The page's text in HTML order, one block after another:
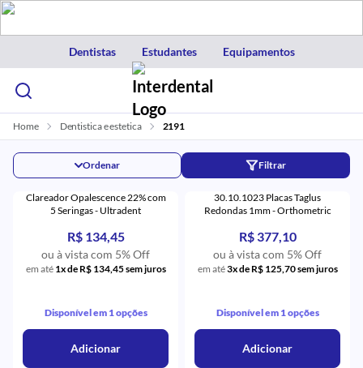
Dentistas Estudantes Equipamentos
Home Dentistica e estetica 2191
Filtrar
Ordenar
Clareador Opalescence 22% com
5 Seringas - Ultradent
R$ 134,45
ou à vista com 5% Off
em até 1x de R$ 134,45 sem juros
Disponível em 1 opções
Adicionar
30.10.1023 Placas Taglus
Redondas 1mm - Orthometric
R$ 377,10
ou à vista com 5% Off
em até3x de R$ 125,70 sem juros
Disponível em 1 opções
Adicionar